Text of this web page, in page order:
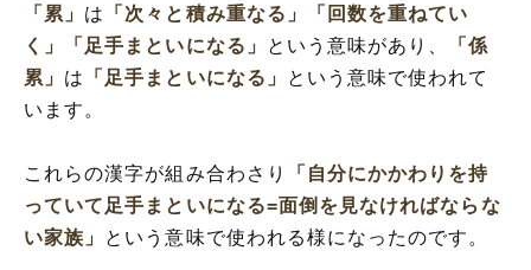
「累」 は 「次々と積み重なる」
「回数を重ねてい
く」
「足手まといになる」 という意味があり、
「係
累」 は 「足手まといになる」
という意味で使われて
います。
これらの漢字が組み合わさり
「自分にかかわりを持
っていて足手まといになる=面倒を見なければならな
い家族」
という意味で使われる様になったのです。